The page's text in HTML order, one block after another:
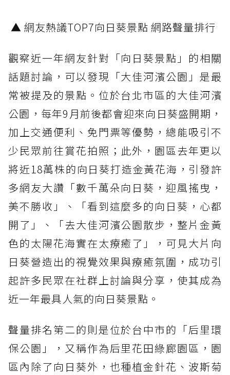
▲ 網友熱議TOP7向日葵景點 網路聲量排行
觀察近一年網友針對「向日葵景點」的相關
話題討論，可以發現「大佳河濱公園」是最
常被提及的景點。位於台北市區的大佳河濱
公園，每年9月前後都會迎來向日葵盛開期，
加上交通便利、免門票等優勢，總能吸引不
少民眾前往賞花拍照；此外，園區去年更以
將近18萬株的向日葵打造金黃花海，引發許
多網友大讚「數千萬朵向日葵，迎風搖曳，
美不勝收」、「看到這麼多的向日葵，心都
開了」、「去大佳河濱公園散步，整片金黃
色的太陽花海實在太療癒了」，可見大片向
日葵營造出的視覺效果與療癒氛圍，成功引
起許多民眾在社群上討論與分享，使其成為
近一年最具人氣的向日葵景點。
聲量排名第二的則是位於台中市的「后里環
保公園」，又稱作為后里花田綠廊園區，園
區內除了向日葵外，也種植金針花、波斯菊